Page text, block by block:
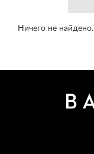
Ничего не найдено.